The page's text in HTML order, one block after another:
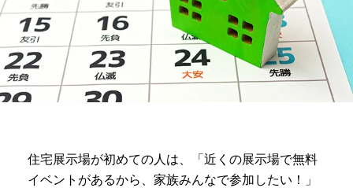
住宅展示場が初めての人は、「近くの展示場で無料
イベントがあるから、家族みんなで参加したい！」